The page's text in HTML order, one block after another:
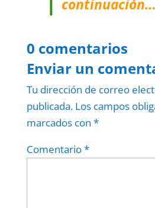
continuación…
0 comentarios
Enviar un
Tu dirección de correo
publicada. Los campos
marcados con *
Comentario*